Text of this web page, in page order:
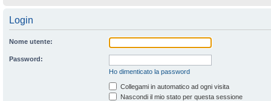
Login
Nome utente:
Password:
Ho dimenticato la password
Collegami in automatico ad ogni visita
Nascondi il mio stato per questa sessione